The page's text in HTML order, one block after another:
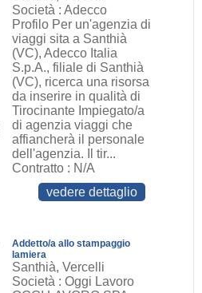
Società : Adecco
Profilo Per un'agenzia di
viaggi sita a Santhià
(VC), Adecco Italia
S.p.A., filiale di Santhià
(VC), ricerca una risorsa
da inserire in qualità di
Tirocinante Impiegato/a
di agenzia viaggi che
affiancherà il personale
dell'agenzia. Il tir...
Contratto : N/A
vedere dettaglio
Addetto/a allo stampaggio
lamiera
Santhià, Vercelli
Società : Oggi Lavoro